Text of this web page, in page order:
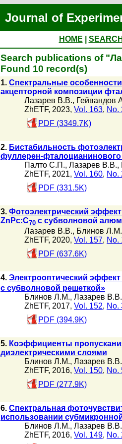
Journal of
HOME
Search publications of
Found 10 record(s)
1. Спектральные
акцепторной композиции
Лазарев В.В., Гейвандов
ZhETF, 2023, Vol. 163, No.
PDF (3349.7K)
2. Бистабильность
фуллерен-
Палто С.П., Лазарев В.В.,
ZhETF, 2021, Vol. 160, No.
PDF (331.5K)
3. Фотоэлектрический
ZnPc:C70 с субволновой
Лазарев В.В., Блинов Л.М.
ZhETF, 2020, Vol. 157, No.
PDF (637.6K)
4. Электрооптический
с субволновой решеткой»
Блинов Л.М., Лазарев В.В.
ZhETF, 2017, Vol. 152, No.
PDF (394.9K)
5. Коэффициенты
диэлектрическими слоями
Блинов Л.М., Лазарев В.В.
ZhETF, 2016, Vol. 150, No.
PDF (277.9K)
6. Спектральная
использовании
Блинов Л.М., Лазарев В.В.
ZhETF, 2016, Vol. 149, No.